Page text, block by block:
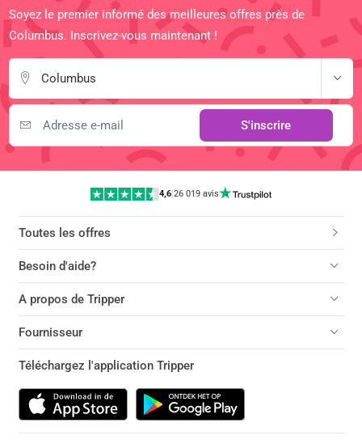
Soyez le premier informé des meilleures offres près de
Columbus. Inscrivez-vous maintenant !
Columbus
S'inscrire
4,6 |26 019 avis
Toutes les offres
Besoin d'aide?
A propos de Tripper
Fournisseur
Téléchargez l'application Tripper